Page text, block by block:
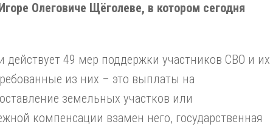
Олеговиче Щёголеве, в котором сегодня
действует 49 мер поддержки участников СВО и их
из них – это выплаты на
земельных участков или
компенсации взамен него, государственная